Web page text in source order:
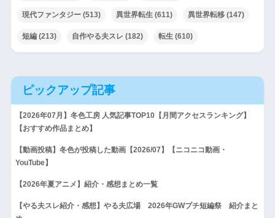
現代ファンタジー(513) 異世界転生(611) 異世界転移(147)
短編(213) 自作やる夫スレ (182) 転生(610)
ピックアップ記事
【2026年07月】冬色工房 人気記事TOP10【月間アクセスランキング】
【おすすめ作品まとめ】
【動画投稿】冬色が投稿した動画【2026/07】【ニコニコ動画・
YouTube】
【2026年夏アニメ】紹介・感想まとめ一覧
【やる夫スレ紹介・感想】やる夫広場 2026年GWプチ短編祭 紹介まと